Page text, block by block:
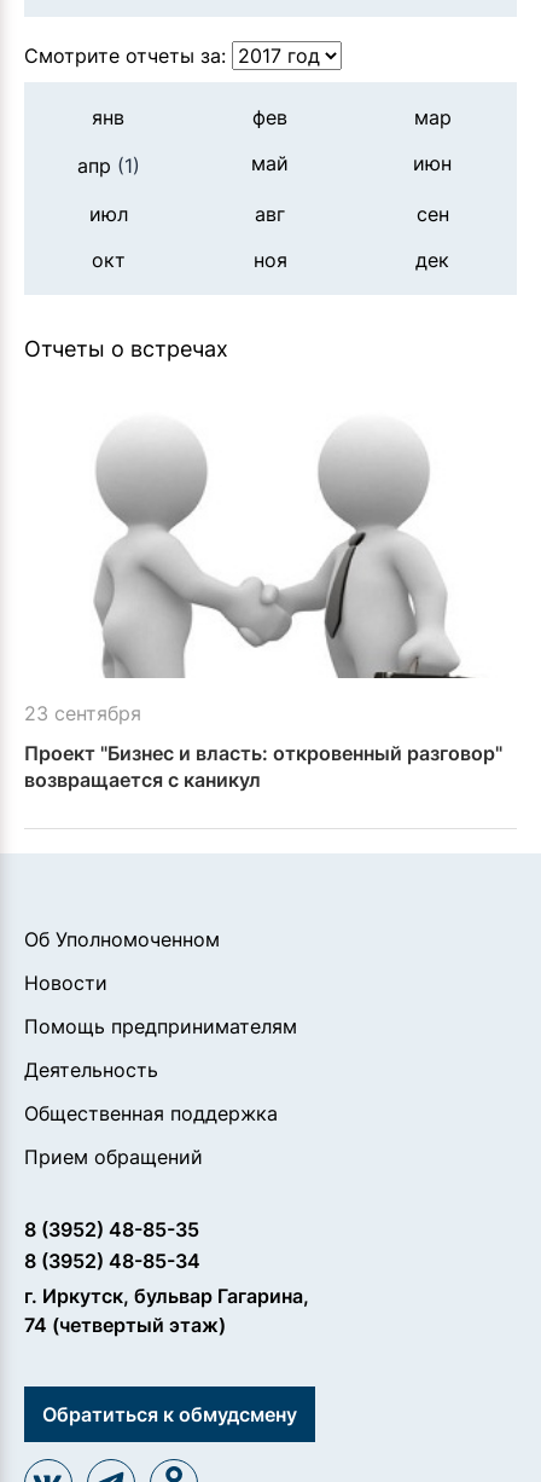
Смотрите отчеты за:
янв фев
мар
апр (1) май июн
июл авг
сен
окт
ноя дек
Отчеты о встречах
23 сентября
Проект "Бизнес и власть: откровенный разговор"
возвращается с каникул
Об Уполномоченном
Новости
Помощь предпринимателям
Деятельность
Общественная поддержка
Прием обращений
8 (3952) 48-85-35
8 (3952) 48-85-34
г. Иркутск, бульвар Гагарина,
74 (четвертый этаж)
Обратиться к обмудсмену